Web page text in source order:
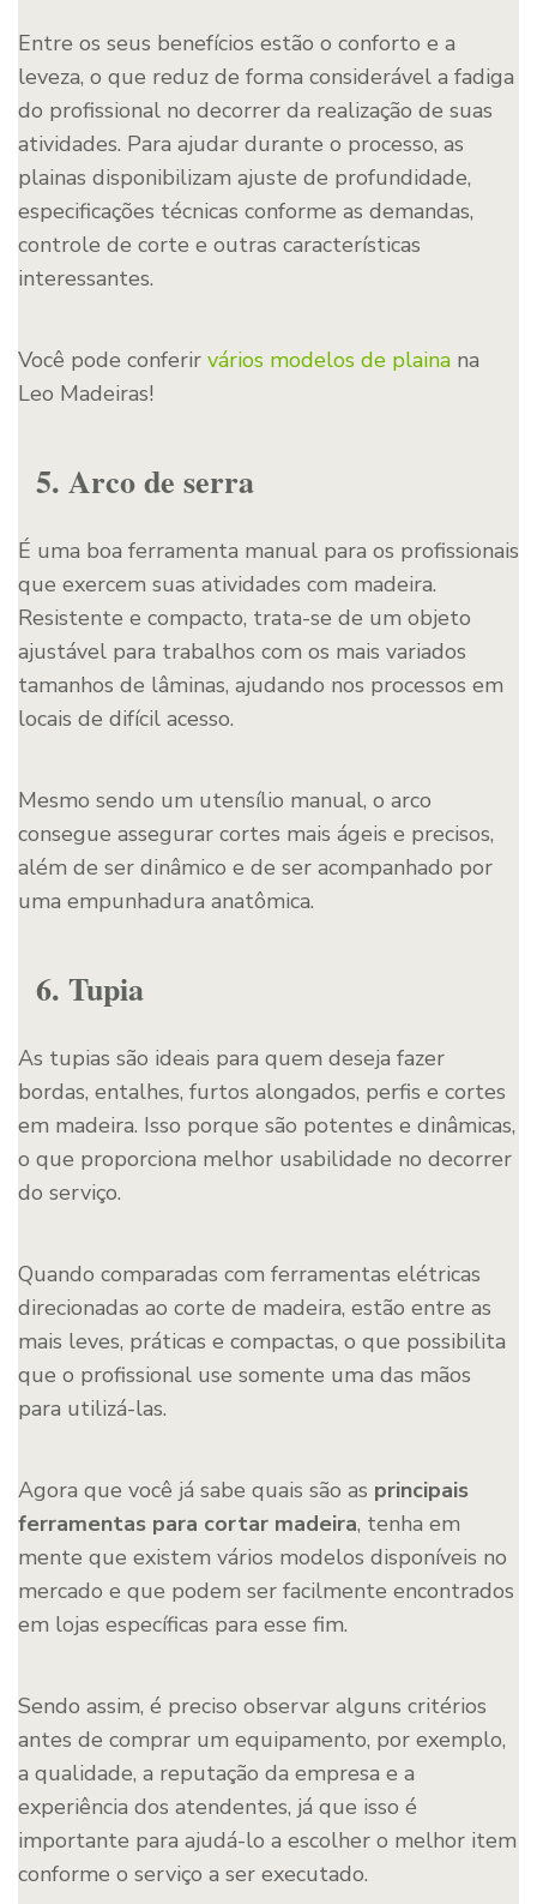
Entre os seus benefícios estão o conforto e a
leveza, o que reduz de forma considerável a fadiga
do profissional no decorrer da realização de suas
atividades. Para ajudar durante o processo, as
plainas disponibilizam ajuste de profundidade,
especificações técnicas conforme as demandas,
controle de corte e outras características
interessantes.
Você pode conferir vários modelos de plaina na
Leo Madeiras!
5. Arco de serra
É uma boa ferramenta manual para os profissionais
que exercem suas atividades com madeira.
Resistente e compacto, trata-se de um objeto
ajustável para trabalhos com os mais variados
tamanhos de lâminas, ajudando nos processos em
locais de difícil acesso.
Mesmo sendo um utensílio manual, o arco
consegue assegurar cortes mais ágeis e precisos,
além de ser dinâmico e de ser acompanhado por
uma empunhadura anatômica.
6. Tupia
As tupias são ideais para quem deseja fazer
bordas, entalhes, furtos alongados, perfis e cortes
em madeira. Isso porque são potentes e dinâmicas,
o que proporciona melhor usabilidade no decorrer
do serviço.
Quando comparadas com ferramentas elétricas
direcionadas ao corte de madeira, estão entre as
mais leves, práticas e compactas, o que possibilita
que o profissional use somente uma das mãos
para utilizá-las.
Agora que você já sabe quais são as principais
ferramentas para cortar madeira, tenha em
mente que existem vários modelos disponíveis no
mercado e que podem ser facilmente encontrados
em lojas específicas para esse fim.
Sendo assim, é preciso observar alguns critérios
antes de comprar um equipamento, por exemplo,
a qualidade, a reputação da empresa e a
experiência dos atendentes, já que isso é
importante para ajudá-lo a escolher o melhor item
conforme o serviço a ser executado.